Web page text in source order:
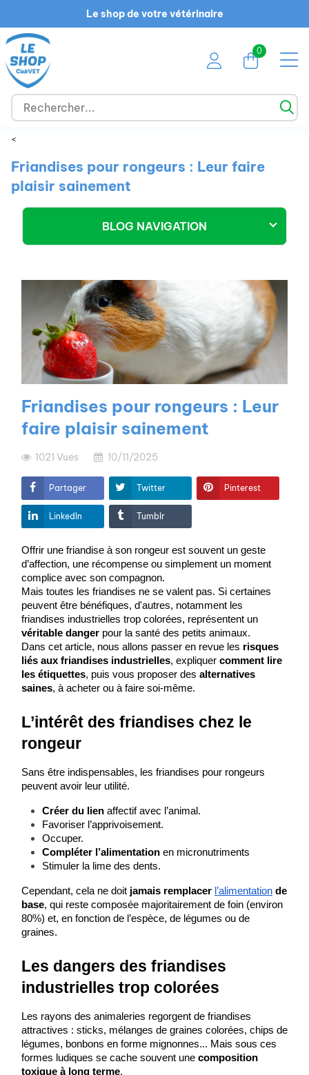
Le shop de votre vétérinaire
0
<
Friandises pour rongeurs : Leur faire
plaisir sainement
BLOG NAVIGATION
Friandises pour rongeurs : Leur
faire plaisir sainement
1021 Vues 10/11/2025
Partager Twitter Pinterest
LinkedIn Tumblr
Offrir une friandise à son rongeur est souvent un geste
d’affection, une récompense ou simplement un moment
complice avec son compagnon.
Mais toutes les friandises ne se valent pas. Si certaines
peuvent être bénéfiques, d'autres, notamment les
véritable danger pour la santé des petits animaux.
Dans cet article, nous allons passer en revue les risques
liés aux friandises industrielles, expliquer comment lire
les étiquettes, puis vous proposer des alternatives
saines, à acheter ou à faire soi-même.
L’intérêt des friandises chez le
rongeur
Sans être indispensables, les friandises pour rongeurs
peuvent avoir leur utilité.
Créer du lien affectif avec l’animal.
Favoriser l’apprivoisement.
Occuper.
Compléter l’alimentation en micronutriments
Stimuler la lime des dents.
Cependant, cela ne doit jamais remplacer l’alimentation de
base, qui reste composée majoritairement de foin (environ
80%) et, en fonction de l’espèce, de légumes ou de
graines.
Les dangers des friandises
industrielles trop colorées
Les rayons des animaleries regorgent de friandises
attractives : sticks, mélanges de graines colorées, chips de
légumes, bonbons en forme mignonnes... Mais sous ces
formes ludiques se cache souvent une composition
toxique à long terme.